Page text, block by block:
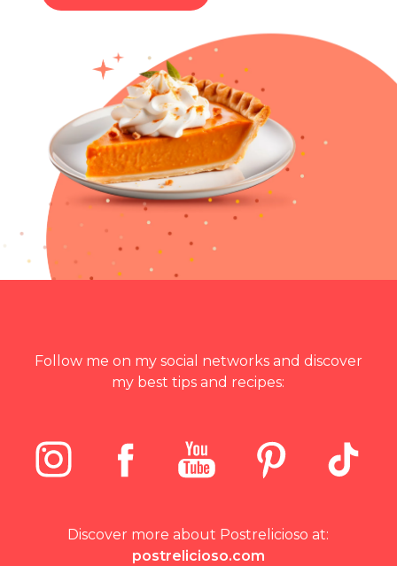
Follow me on my social networks and discover
my best tips and recipes:
Discover more about Postrelicioso at:
postrelicioso.com